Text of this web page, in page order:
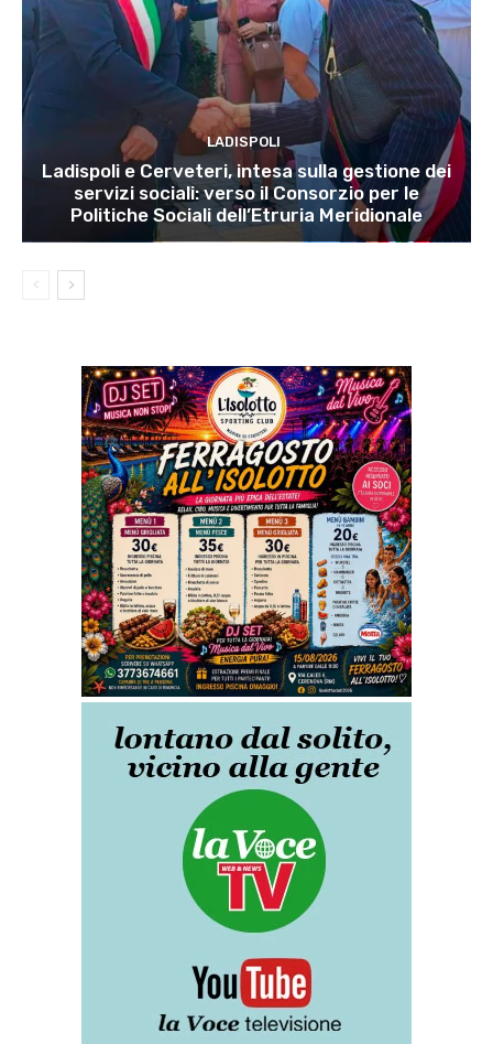
LADISPOLI
Ladispoli e Cerveteri, intesa sulla gestione dei
servizi sociali: verso il Consorzio per le
Politiche Sociali dell’Etruria Meridionale